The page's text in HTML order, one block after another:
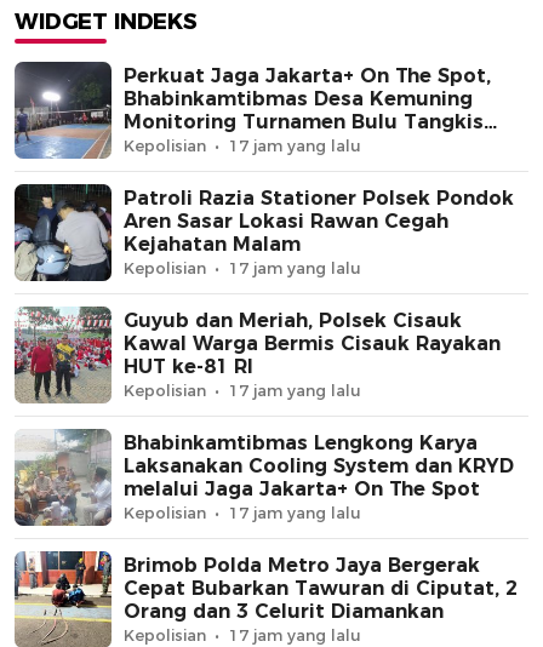
WIDGET INDEKS
Perkuat Jaga Jakarta+ On The Spot,
Bhabinkamtibmas Desa Kemuning
Monitoring Turnamen Bulu Tangkis
Warga
Kepolisian 17 jam yang lalu
Patroli Razia Stationer Polsek Pondok
Aren Sasar Lokasi Rawan Cegah
Kejahatan Malam
Kepolisian 17 jam yang lalu
Guyub dan Meriah, Polsek Cisauk
Kawal Warga Bermis Cisauk Rayakan
HUT ke-81 RI
Kepolisian 17 jam yang lalu
Bhabinkamtibmas Lengkong Karya
Laksanakan Cooling System dan KRYD
melalui Jaga Jakarta+ On The Spot
Kepolisian 17 jam yang lalu
Brimob Polda Metro Jaya Bergerak
Cepat Bubarkan Tawuran di Ciputat, 2
Orang dan 3 Celurit Diamankan
Kepolisian 17 jam yang lalu